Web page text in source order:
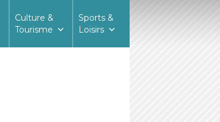
Culture &
Tourisme
Sports &
Loisirs